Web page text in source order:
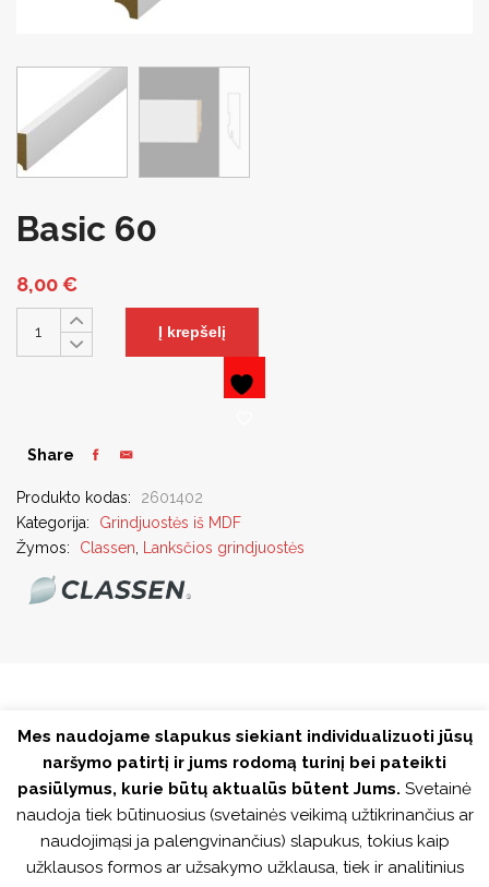
Basic 60
8,00€
Į krepšelį
Share
Produkto kodas:
2601402
Kategorija:
Grindjuostės iš MDF
Žymos:
Classen Lanksčios grindjuostės
APRAŠYMAS PAPILDOMA INFORMACIJA
Pure Basic 60 MDF grindjuostės – tiks įvairiausiam Jūsų
Mes naudojame slapukus siekiant individualizuoti jūsų
naršymo patirtį ir jums rodomą turinį bei pateikti
pasiūlymus, kurie būtų aktualūs būtent Jums. Svetainė
naudoja tiek būtinuosius (svetainės veikimą užtikrinančius ar
naudojimąsi ja palengvinančius) slapukus, tokius kaip
užklausos formos ar užsakymo užklausa, tiek ir analitinius